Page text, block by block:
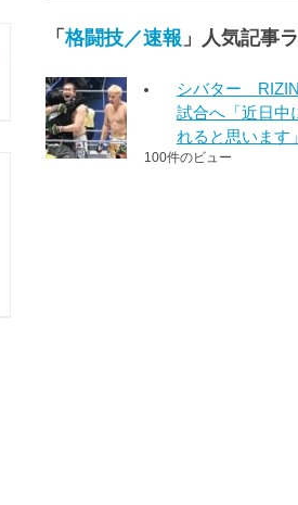
「格闘技／速報 」人気記事
シバター
試合へ「近日中
れると思います」
100件のビュー